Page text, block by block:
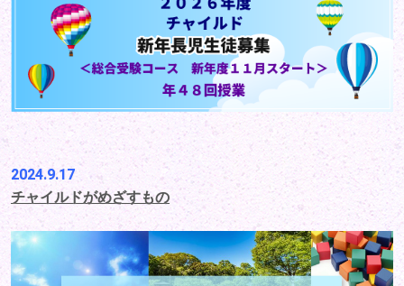
2024.9.17
チャイルドがめざすもの